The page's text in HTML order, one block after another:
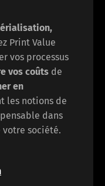
Print Value
vos processus
vos coûts de
en
les notions de
dans
société.